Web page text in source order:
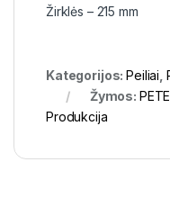
Žirklės – 215 mm
Kategorijos:Peiliai,
Žymos:
Produkcija